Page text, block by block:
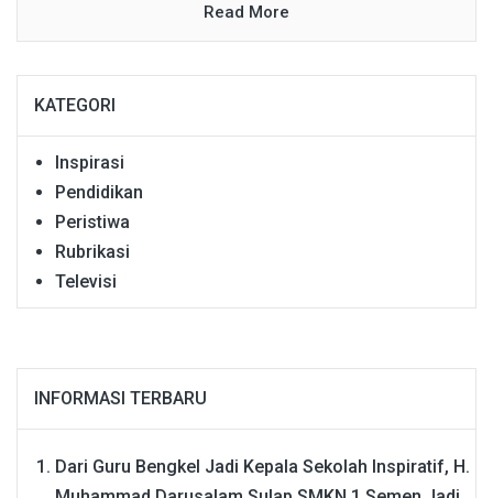
Read More
KATEGORI
Inspirasi
Pendidikan
Peristiwa
Rubrikasi
Televisi
INFORMASI TERBARU
Dari Guru Bengkel Jadi Kepala Sekolah Inspiratif, H.